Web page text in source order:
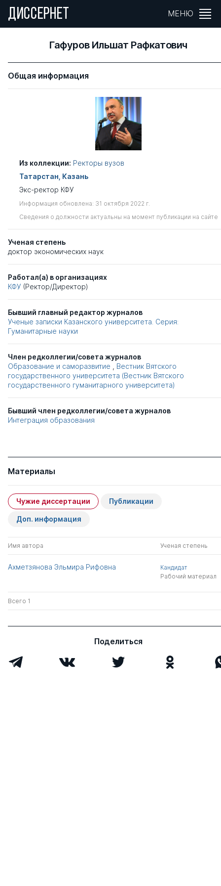
ДИССЕРНЕТ МЕНЮ
Гафуров Ильшат Рафкатович
Общая информация
Из коллекции: Ректоры вузов
Татарстан, Казань
Экс-ректор КФУ
Информация обновлена: 31 октября 2022 г.
Сведения о должности актуальны на момент публикации на сайте
Ученая степень
доктор экономических наук
Работал(а) в организациях
КФУ (Ректор/Директор)
Бывший главный редактор журналов
Ученые записки Казанского университета. Серия:
Гуманитарные науки
Член редколлегии/совета журналов
Образование и саморазвитие
Вестник Вятского
государственного университета (Вестник Вятского
государственного гуманитарного университета)
Бывший член редколлегии/совета журналов
Интеграция образования
Материалы
Чужие диссертации Публикации
Доп. информация
Имя автора Ученая степень
Ахметзянова Эльмира Рифовна
Кандидат
Рабочий материал
Всего 1
Поделиться